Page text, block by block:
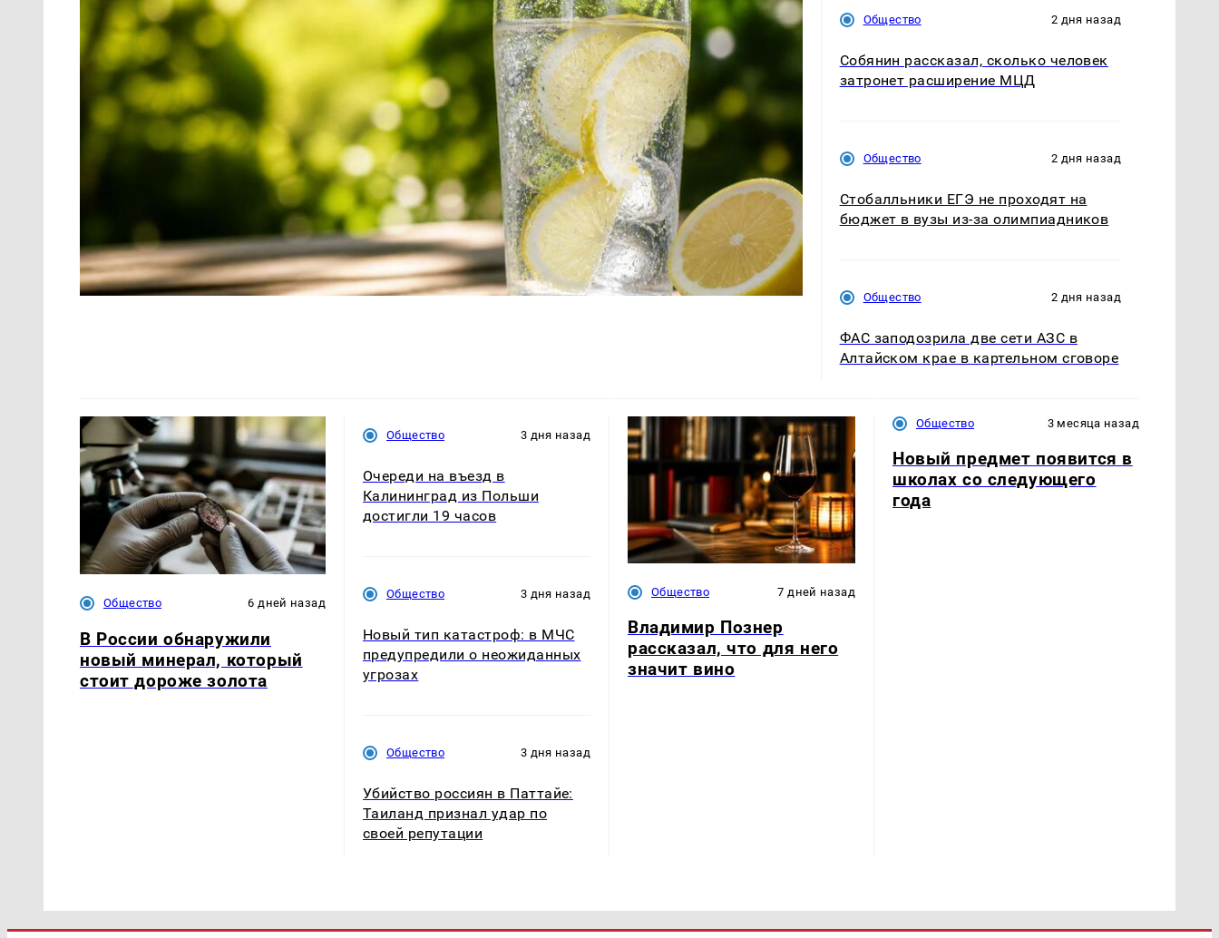
Общество 2 дня назад
Собянин рассказал, сколько человек
затронет расширение МЦД
Общество 2 дня назад
Стобалльники ЕГЭ не проходят на
бюджет в вузы из-за олимпиадников
Общество 2 дня назад
ФАС заподозрила две сети АЗС в
Алтайском крае в картельном сговоре
Общество 6 дней назад
В России обнаружили
новый минерал, который
стоит дороже золота
Общество 3 дня назад
Очереди на въезд в
Калининград из Польши
достигли 19 часов
Общество 3 дня назад
Новый тип катастроф: в МЧС
предупредили о неожиданных
угрозах
Общество 3 дня назад
Убийство россиян в Паттайе:
Таиланд признал удар по
своей репутации
Общество 7 дней назад
Владимир Познер
рассказал, что для него
значит вино
Общество 3 месяца назад
Новый предмет появится в
школах со следующего
года